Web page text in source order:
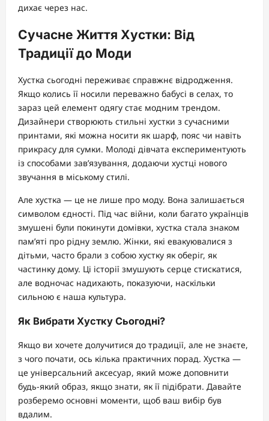
дихає через нас.
Сучасне Життя Хустки: Від
Традиції до Моди
Хустка сьогодні переживає справжнє відродження.
Якщо колись її носили переважно бабусі в селах, то
зараз цей елемент одягу стає модним трендом.
Дизайнери створюють стильні хустки з сучасними
принтами, які можна носити як шарф, пояс чи навіть
прикрасу для сумки. Молоді дівчата експериментують
із способами зав’язування, додаючи хустці нового
звучання в міському стилі.
Але хустка — це не лише про моду. Вона залишається
символом єдності. Під час війни, коли багато українців
змушені були покинути домівки, хустка стала знаком
пам’яті про рідну землю. Жінки, які евакуювалися з
дітьми, часто брали з собою хустку як оберіг, як
частинку дому. Ці історії змушують серце стискатися,
але водночас надихають, показуючи, наскільки
сильною є наша культура.
Як Вибрати Хустку Сьогодні?
Якщо ви хочете долучитися до традиції, але не знаєте,
з чого почати, ось кілька практичних порад. Хустка —
це універсальний аксесуар, який може доповнити
будь-який образ, якщо знати, як її підібрати. Давайте
розберемо основні моменти, щоб ваш вибір був
вдалим.